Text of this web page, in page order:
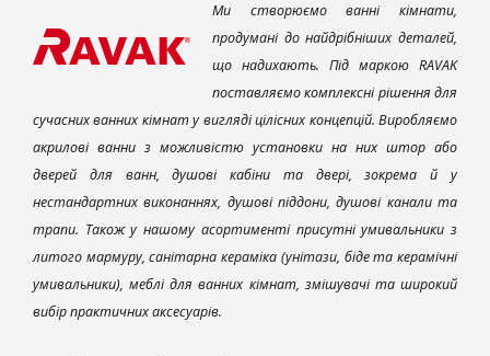
Ми створюємо ванні кімнати,
продумані до найдрібніших деталей,
що надихають. Під маркою RAVAK
поставляємо комплексні рішення для
сучасних ванних кімнат у вигляді цілісних концепцій. Виробляємо
акрилові ванни з можливістю установки на них штор або
дверей для ванн, душові кабіни та двері, зокрема й у
нестандартних виконаннях, душові піддони, душові канали та
трапи. Також у нашому асортименті присутні умивальники з
литого мармуру, санітарна кераміка (унітази, біде та керамічні
умивальники), меблі для ванних кімнат, змішувачі та широкий
вибір практичних аксесуарів.